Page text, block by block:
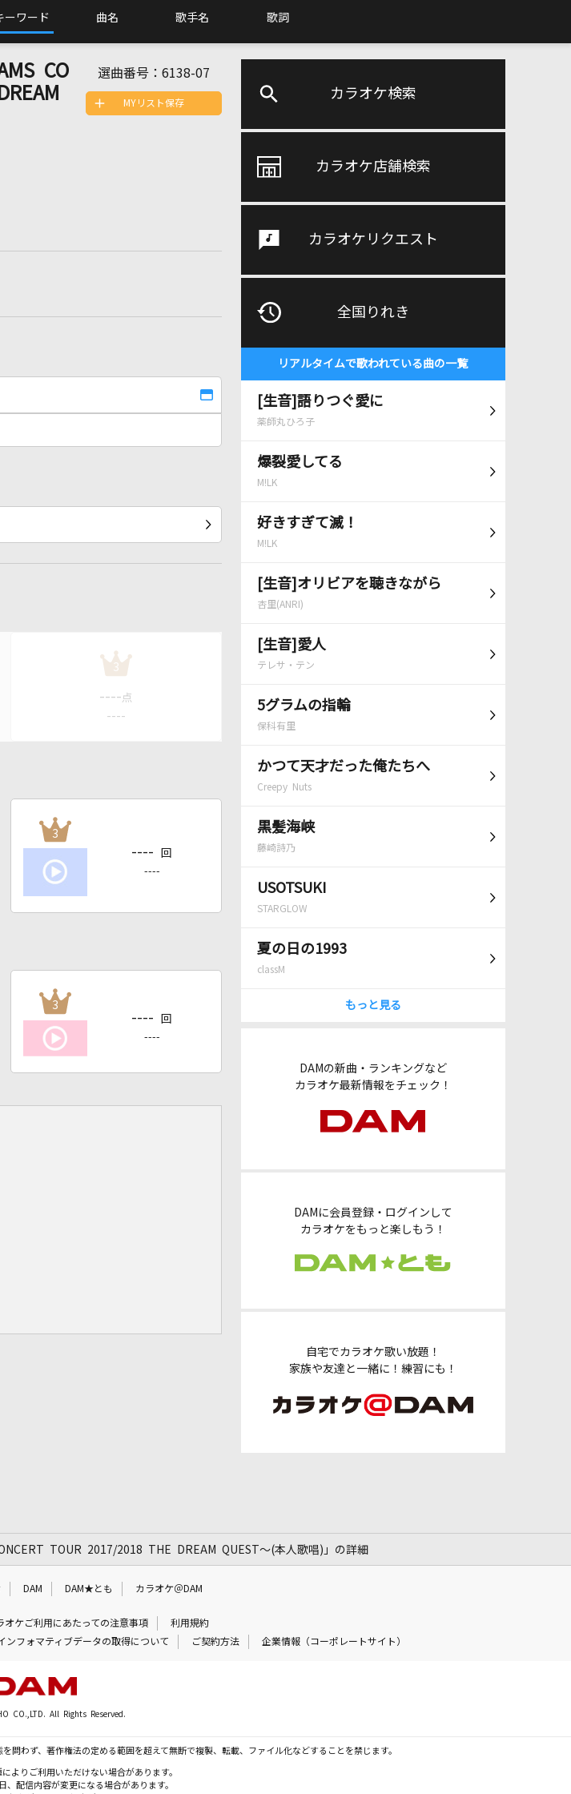
ーワード 曲名 歌手名 歌詞
カラオケ検索
カラオケ店舗検索
カラオケリクエスト
全国りれき
リアルタイムで歌われている曲の一覧
[生音]語りつぐ愛に
薬師丸ひろ子
爆裂愛してる
M!LK
好きすぎて滅！
M!LK
[生音]オリビアを聴きながら
杏里(ANRI)
[生音]愛人
テレサ・テン
5グラムの指輪
保科有里
かつて天才だった俺たちへ
Creepy Nuts
黒髪海峡
藤崎詩乃
USOTSUKI
STARGLOW
夏の日の1993
classM
もっと見る
DAMの新曲・ランキングなど
カラオケ最新情報をチェック！
DAMに会員登録・ログインして
カラオケをもっと楽しもう！
自宅でカラオケ歌い放題！
家族や友達と一緒に！練習にも！
CO
選曲番号： 6138-07
MYリスト保存
3
---- 点
----
3
---- 回
----
3
---- 回
----
TOUR 2017/2018 THE DREAM QUEST～(本人歌唱)」の詳細
DAM DAM★とも カラオケ＠DAM
オケご利用にあたっての注意事項
利用規約
ンフォマティブデータの取得について ご契約方法 企業情報（コーポレートサイト）
CO.,LTD. All Rights Reserved.
問わず、著作権法の定める範囲を超えて無断で複製、転載、ファイル化などすることを禁じます。
よりご利用いただけない場合があります。
、配信内容が変更になる場合があります。